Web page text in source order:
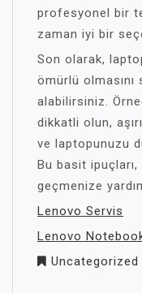
profesyonel bir
zaman iyi bir
Son olarak,
ömürlü
alabilirsiniz.
dikkatli olun,
ve laptopunuzu
Bu basit ipuçları,
geçmenize
Lenovo Servis
Lenovo
Uncategorized